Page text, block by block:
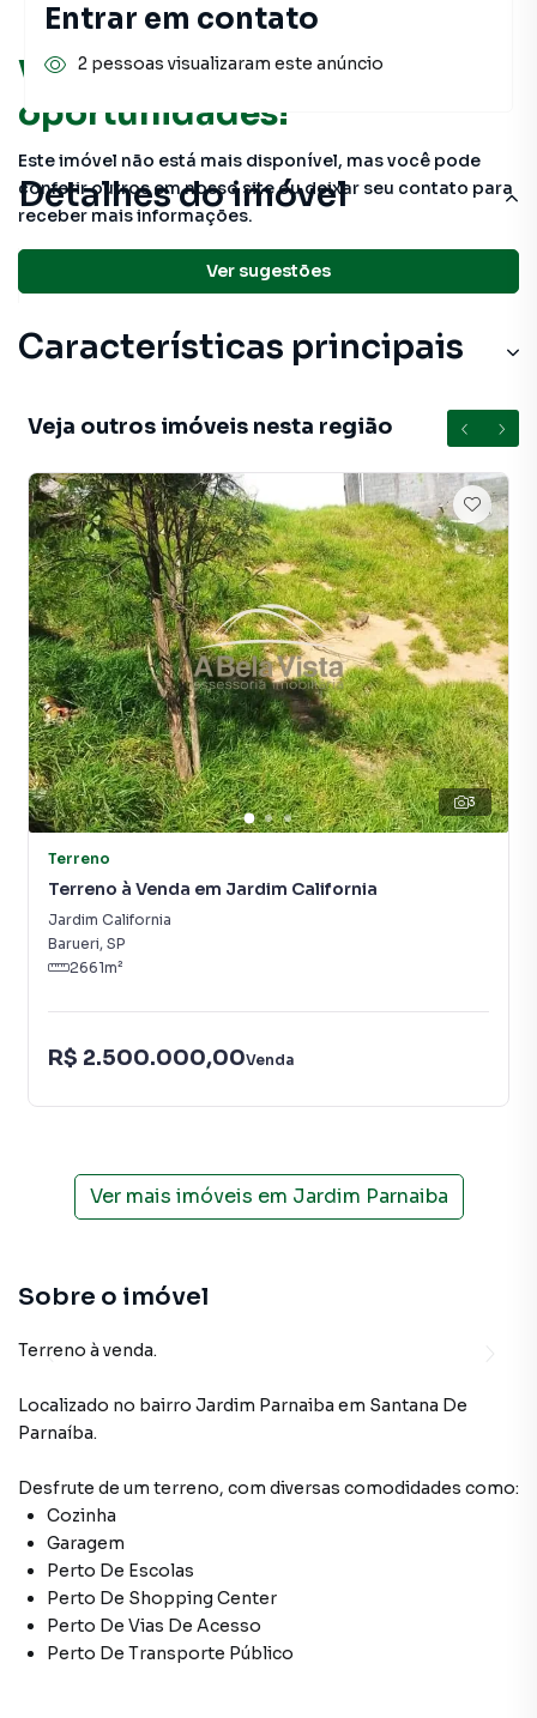
Você pode encontrar novas
oportunidades!
Este imóvel não está mais disponível, mas você pode
conferir outros em nosso site ou deixar seu contato para
receber mais informações.
Ver sugestões
Detalhes do imóvel
total
Características principais
Veja outros imóveis nesta região
3
Terreno
Terreno à Venda em Jardim California
Jardim California
Barueri, SP
2661m²
R$ 2.500.000,00Venda
Ver mais imóveis em Jardim Parnaiba
Sobre o imóvel
Terreno à venda.
Localizado no bairro Jardim Parnaiba em Santana De
Parnaíba.
Desfrute de um terreno, com diversas comodidades como:
Cozinha
Garagem
Perto De Escolas
Perto De Shopping Center
Perto De Vias De Acesso
Perto De Transporte Público
Entrar em contato
2 pessoas visualizaram este anúncio